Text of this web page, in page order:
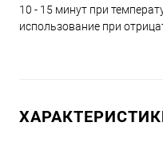
10 - 15 минут при
использование при